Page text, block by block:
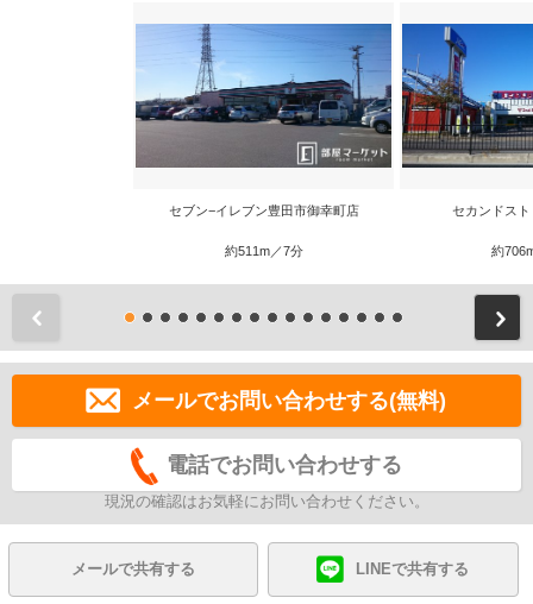
セブン−イレブン豊田市御幸町店
約511m／7分
セカンドス
約
メールでお問い合わせする(無料)
電話でお問い合わせする
現況の確認はお気軽にお問い合わせください。
メールで共有する LINEで共有する